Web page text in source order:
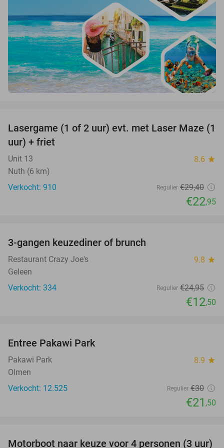
22%
Lasergame (1 of 2 uur) evt. met Laser Maze (1
uur) + friet
Unit 13 8.6 star
Nuth (6 km)
Verkocht: 910
Regulier €29,40
€22,95
3-gangen keuzediner of brunch
Restaurant Crazy Joe's 9.8 star
Geleen
Verkocht: 334
Regulier €24,95
€12,50
Entree Pakawi Park
Pakawi Park 8.9 star
Olmen
Verkocht: 12.525
Regulier €30
€21 ,50
Motorboot naar keuze voor 4 personen (3 uur)